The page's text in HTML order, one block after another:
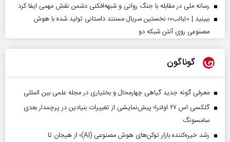
رسانه ملی در مقابله با جنگ روانی و شبهه‌افکنی دشمن نقش مهمی ایفا کرد
ببینید | «لبالب»؛ نخستین سریال مستند داستانی تولید شده با هوش
مصنوعی روی آنتن شبکه دو
گوناگون
معرفی گونه جدید گیاهی چهارمحال و بختیاری در مجله علمی بین المللی
گلکسی اس ۲۷ اولترا؛ پیش‌نمایشی از تغییرات بنیادین در پرچمدار بعدی
سامسونگ
رشد خیره‌کننده بازار توکن‌های هوش مصنوعی (AI)؛ از هیجان تا